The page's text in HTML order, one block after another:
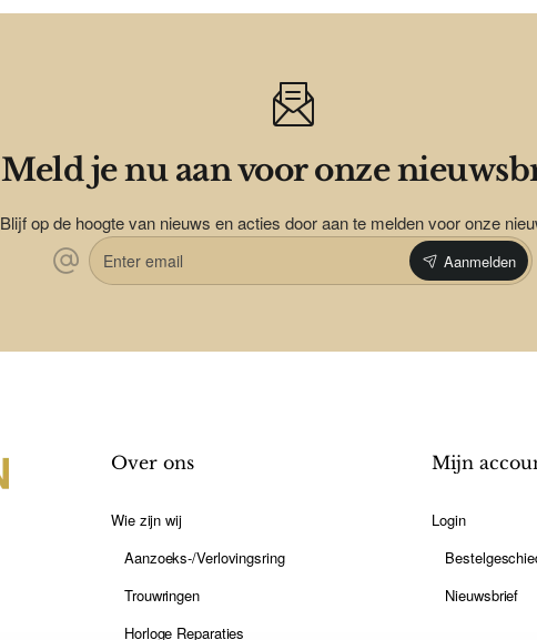
Meld je nu aan voor onze
Blijf op de hoogte van nieuws en acties door aan te melden voor onze
Enter
email
Aanmelden
Over ons
Wie zijn wij
Aanzoeks-/Verlovingsring
Trouwringen
Horloge Reparaties
Mijn
Login
Nieuwsbrief